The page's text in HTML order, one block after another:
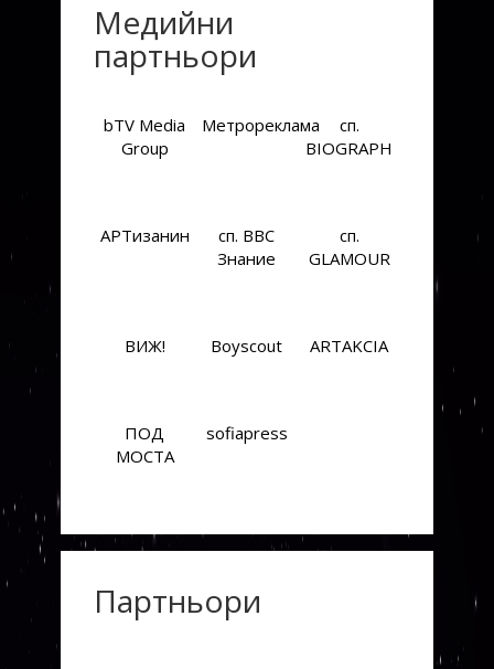
Медийни
партньори
bTV Media
Group
Метрореклама
сп.
BIOGRAPH
АРТизанин
cп. BBC
Знание
сп.
GLAMOUR
ВИЖ! Boyscout ARTAKCIA
ПОД
МОСТА
sofiapress
Партньори